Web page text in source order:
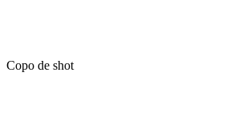
Copo de shot